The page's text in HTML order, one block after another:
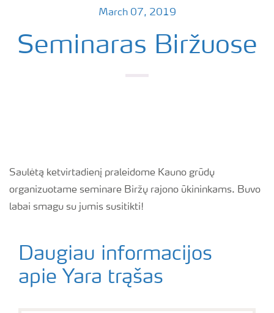
March 07, 2019
Seminaras Biržuose
Saulėtą ketvirtadienį praleidome Kauno grūdų
organizuotame seminare Biržų rajono ūkininkams. Buvo
labai smagu su jumis susitikti!
Daugiau informacijos
apie Yara trąšas